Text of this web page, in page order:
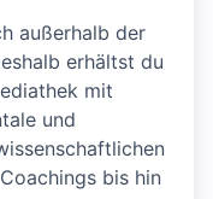
außerhalb der
erhältst du
mit
und
bis hin